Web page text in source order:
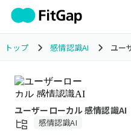
トップ 感情認識AI ユー
ユーザーローカル 感情認識AI
感情認識AI